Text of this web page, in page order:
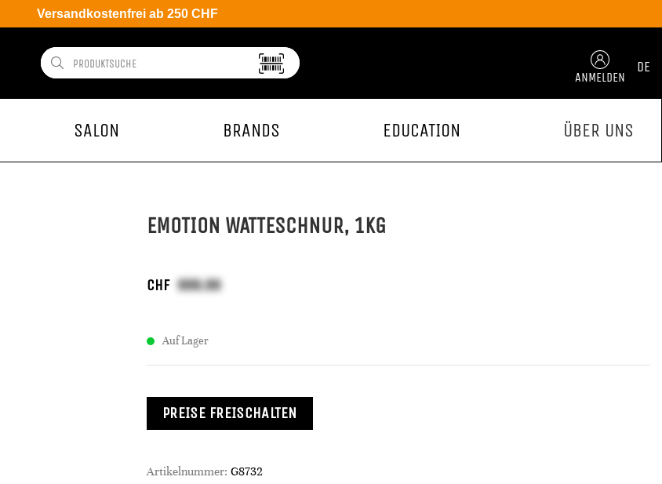
Versandkostenfrei ab 250 CHF
ANMELDEN
DE
SALON BRANDS EDUCATION ÜBER UNS
EMOTION WATTESCHNUR, 1KG
CHF
Auf Lager
PREISE FREISCHALTEN
Artikelnummer: G8732